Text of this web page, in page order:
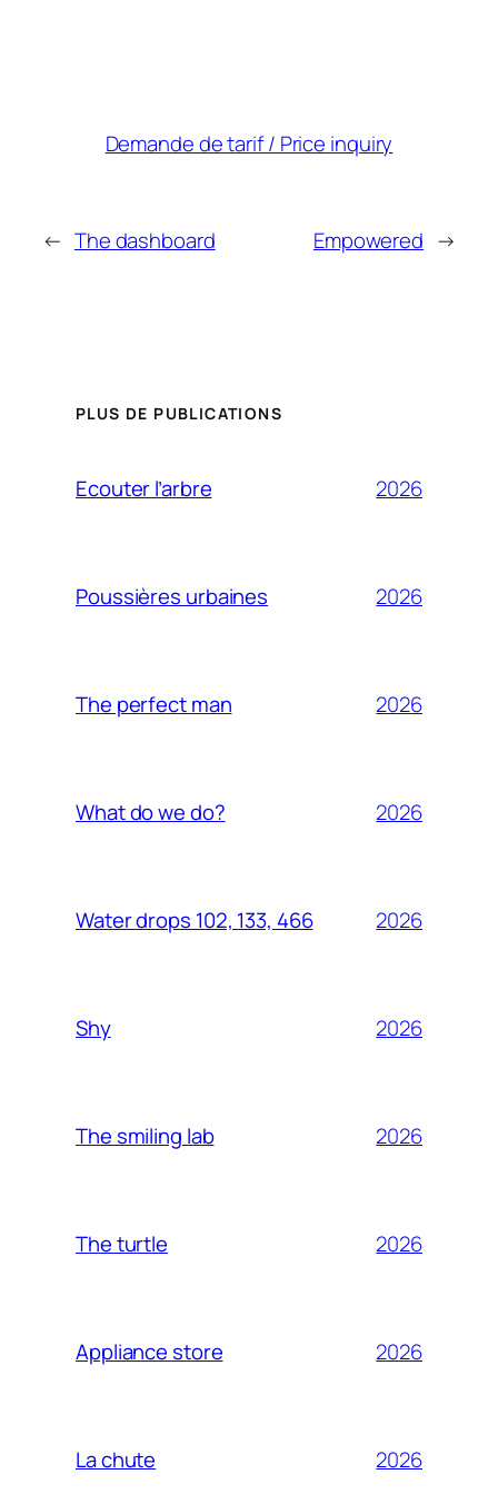
Demande de tarif / Price inquiry
← The dashboard Empowered →
PLUS DE PUBLICATIONS
Ecouter l’arbre 2026
Poussières urbaines 2026
The perfect man 2026
What do we do? 2026
Water drops 102, 133, 466 2026
Shy 2026
The smiling lab 2026
The turtle 2026
Appliance store 2026
La chute 2026